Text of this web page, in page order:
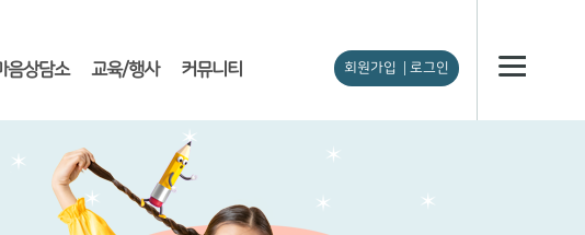
음상담소 교육/행사 커뮤니티 회원가입 로그인